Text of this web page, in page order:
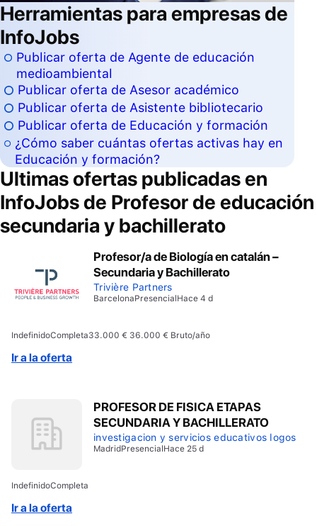
Herramientas para empresas de
InfoJobs
Publicar oferta de Agente de educación
medioambiental
Publicar oferta de Asesor académico
Publicar oferta de Asistente bibliotecario
Publicar oferta de Educación y formación
¿Cómo saber cuántas ofertas activas hay en
Educación y formación?
Ultimas ofertas publicadas en
InfoJobs de Profesor de educación
secundaria y bachillerato
Profesor/a de Biología en catalán –
Secundaria y Bachillerato
Trivière Partners
BarcelonaPresencialHace 4 d
IndefinidoCompleta33.000 € 36.000 € Bruto/año
Ir a la oferta
PROFESOR DE FISICA ETAPAS
SECUNDARIA Y BACHILLERATO
investigacion y servicios educativos logos
MadridPresencialHace 25 d
IndefinidoCompleta
Ir a la oferta